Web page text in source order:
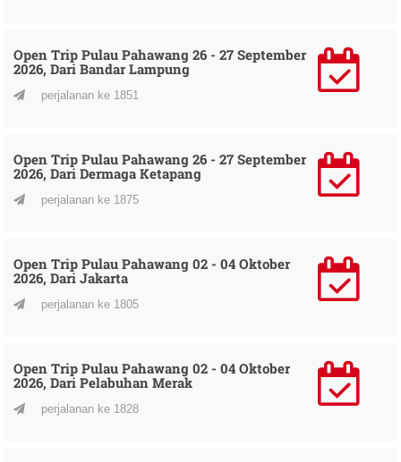
Open Trip Pulau Pahawang 26 - 27 September
2026, Dari Bandar Lampung
perjalanan ke 1851
Open Trip Pulau Pahawang 26 - 27 September
2026, Dari Dermaga Ketapang
perjalanan ke 1875
Open Trip Pulau Pahawang 02 - 04 Oktober
2026, Dari Jakarta
perjalanan ke 1805
Open Trip Pulau Pahawang 02 - 04 Oktober
2026, Dari Pelabuhan Merak
perjalanan ke 1828